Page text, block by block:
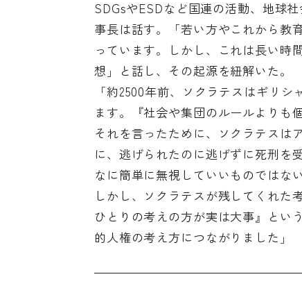
SDGsやESDなど国連の活動、地球
事長は話す。「若い方やこれから教
っています。しかし、これは長い時
想」と話し、その起源を紐解いた。
「約2500年前、ソクラテスはギリ
ます。『社会や集団のルールよりも
それを言ったために、ソクラテスは
に、逃げられたのに逃げずに死刑を
なに簡単に無視していいものではない
しかし、ソクラテスが残してくれた
ひとりの考えの方が実は大事』とい
的人権の考え方につながりました」